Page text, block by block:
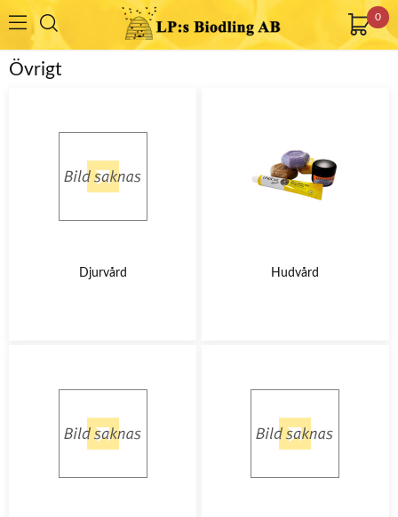
0
Övrigt
Djurvård Hudvård